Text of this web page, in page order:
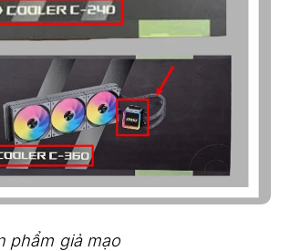
phẩm giả mạo